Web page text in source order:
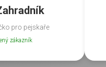
pro pejskaře
zákazník